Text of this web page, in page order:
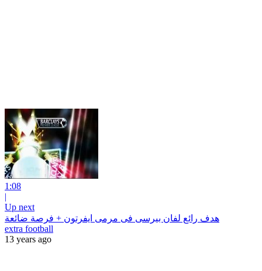
1:08
|
Up next
هدف رائع لفان بيرسى فى مرمى ايفرتون + فرصة ضائعة
extra football
13 years ago